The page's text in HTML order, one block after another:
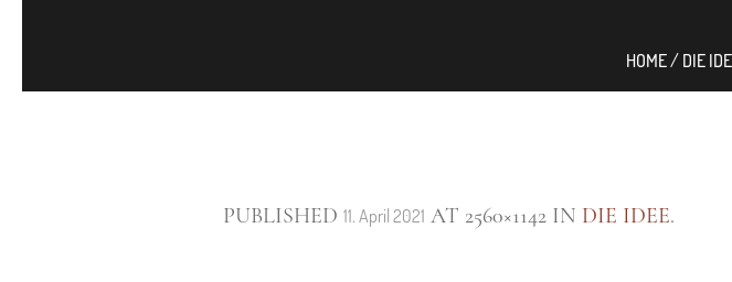
HOME/ DIE
PUBLISHED 11. April 2021 AT 2560×1142 IN DIE IDEE.